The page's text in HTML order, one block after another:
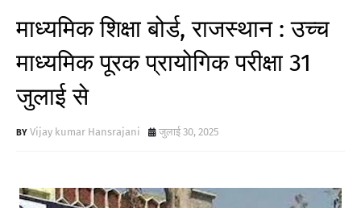
माध्यमिक शिक्षा बोर्ड, राजस्थान : उच्च
माध्यमिक पूरक प्रायोगिक परीक्षा 31
जुलाई से
Vijay kumar Hansrajani जुलाई 30, 2025